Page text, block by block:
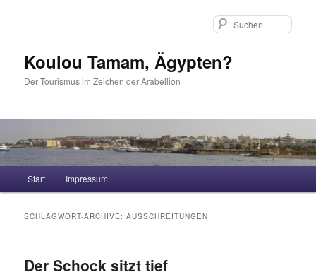
Koulou Tamam, Ägypten?
Der Tourismus im Zeichen der Arabellion
Zum Inhalt wechseln
Zum sekundären Inhalt wechseln
Start Impressum
SCHLAGWORT-ARCHIVE:AUSSCHREITUNGEN
Der Schock sitzt tief